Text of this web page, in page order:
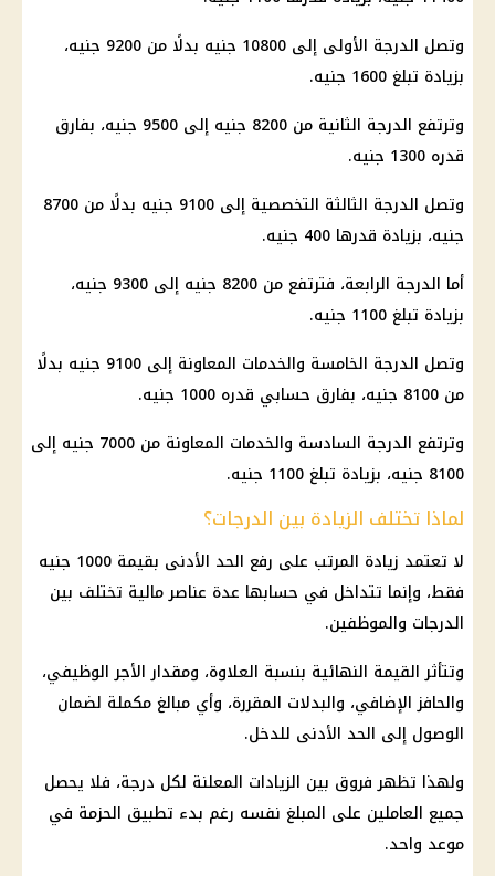
وتصل الدرجة الأولى إلى 10800 جنيه بدلًا من 9200 جنيه،
بزيادة تبلغ 1600 جنيه.
وترتفع الدرجة الثانية من 8200 جنيه إلى 9500 جنيه، بفارق
قدره 1300 جنيه.
وتصل الدرجة الثالثة التخصصية إلى 9100 جنيه بدلًا من 8700
جنيه، بزيادة قدرها 400 جنيه.
أما الدرجة الرابعة، فترتفع من 8200 جنيه إلى 9300 جنيه،
بزيادة تبلغ 1100 جنيه.
وتصل الدرجة الخامسة والخدمات المعاونة إلى 9100 جنيه بدلًا
من 8100 جنيه، بفارق حسابي قدره 1000 جنيه.
وترتفع الدرجة السادسة والخدمات المعاونة من 7000 جنيه إلى
8100 جنيه، بزيادة تبلغ 1100 جنيه.
لماذا تختلف الزيادة بين الدرجات؟
لا تعتمد زيادة المرتب على رفع الحد الأدنى بقيمة 1000 جنيه
فقط، وإنما تتداخل في حسابها عدة عناصر مالية تختلف بين
الدرجات والموظفين.
وتتأثر القيمة النهائية بنسبة العلاوة، ومقدار الأجر الوظيفي،
والحافز الإضافي، والبدلات المقررة، وأي مبالغ مكملة لضمان
الوصول إلى الحد الأدنى للدخل.
ولهذا تظهر فروق بين الزيادات المعلنة لكل درجة، فلا يحصل
جميع العاملين على المبلغ نفسه رغم بدء تطبيق الحزمة في
موعد واحد.